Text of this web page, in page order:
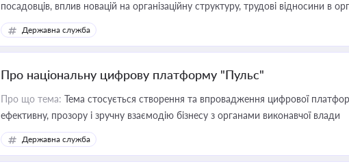
посадовців, вплив новацій на організаційну структуру, трудові відносини в
Державна служба
Про національну цифрову платформу "Пульс"
Про що тема: Тема стосується створення та впровадження цифрової
ефективну, прозору і зручну взаємодію бізнесу з органами виконавчої влади
Державна служба